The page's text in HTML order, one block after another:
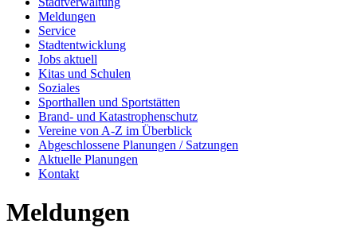
Meldungen
Service
Stadtentwicklung
Jobs aktuell
Kitas und Schulen
Soziales
Sporthallen und Sportstätten
Brand- und Katastrophenschutz
Vereine von A-Z im Überblick
Abgeschlossene Planungen / Satzungen
Aktuelle Planungen
Kontakt
Meldungen